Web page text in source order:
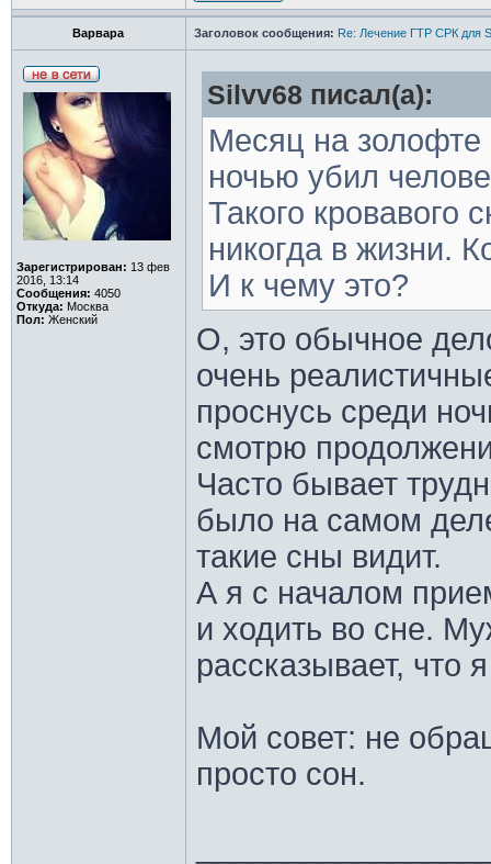
Варвара Заголовок сообщения: Re: Лечение ГТР СРК для
Зарегистрирован: 13 фев
2016, 13:14
Сообщения: 4050
Откуда: Москва
Пол: Женский
Silvv68 писал(а):
Месяц на золофте
ночью убил
Такого кровавого
никогда в жизни.
И к чему это?
О, это обычное
очень
проснусь среди
смотрю
Часто бывает
было на самом
такие сны видит.
А я с началом
и ходить во сне.
рассказывает, что
Мой совет: не
просто сон.